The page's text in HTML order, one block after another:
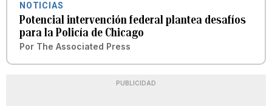
NOTICIAS
Potencial intervención federal plantea desafíos
para la Policía de Chicago
Por The Associated Press
PUBLICIDAD